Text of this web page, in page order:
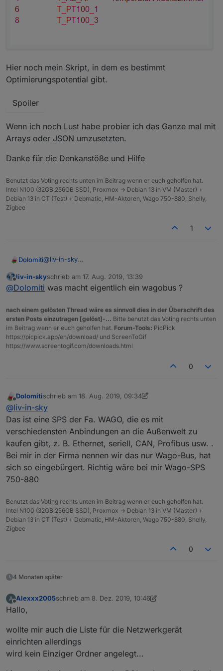
Hier noch mein Skript, in dem es bestimmt
Optimierungspotential gibt.
Spoiler
Wenn ich noch Lust habe probier ich das Ganze mal mit
Arrays oder JSON umzusetzten.
Danke für die Denkanstöße und Hilfe
Benutzt das Voting rechts unten im Beitrag wenn er euch geholfen hat.
Intel N100 (32GB,256GB SSD), Proxmox -> Debian 13 in VM (Master) +
Debian 13 in CT (Test) + Debmatic, HM-Aktoren, Wago 750-880, Shelly,
Zigbee
1
Dolomiti@liv-in-sky
gut für mich.
So sehen die DP´s aus.
Hier noch mein Skript, in dem es bestimmt
Optimierungspotential gibt.
Wenn ich noch Lust habe probier ich das Ganze mal
mit Arrays oder JSON umzusetzten.
Danke für die Denkanstöße und Hilfe
Offline
liv-in-skyschrieb am 17. Aug. 2019, 13:39
zuletzt editiert von
@Dolomiti was macht eigentlich ein wagobus ?
nach einem gelösten Thread wäre es sinnvoll dies in der Überschrift des
ersten Posts einzutragen [gelöst]-... Bitte benutzt das Voting rechts unten
im Beitrag wenn er euch geholfen hat. Forum-Tools: PicPick
https://picpick.app/en/download/ und ScreenToGif
https://www.screentogif.com/downloads.html
0
Offline
Dolomitischrieb am 18. Aug. 2019, 09:34
zuletzt editiert von Dolomiti
@liv-in-sky
Das ist eine SPS der Fa. WAGO, die es mit
verschiedensten Anbindungen an die Außenwelt zu
kaufen gibt, z. B. Ethernet, seriell, CAN, Profibus usw. .
Bei mir in der Firma nennen wir das nur Wago-Bus, hat
sich so eingebürgert. Richtig wäre bei mir Wago-SPS
750-880
Benutzt das Voting rechts unten im Beitrag wenn er euch geholfen hat.
Intel N100 (32GB,256GB SSD), Proxmox -> Debian 13 in VM (Master) +
Debian 13 in CT (Test) + Debmatic, HM-Aktoren, Wago 750-880, Shelly,
Zigbee
0
4 Monaten später
A
Offline
Alexxx2005schrieb am 8. Dez. 2019, 10:46
zuletzt editiert von Alexxx200512. Aug. 2019, 13:06
Hallo,
wollte mir auch die Liste für die Netzwerkgerät
einrichten allerdings
wird kein Einziger Ordner angelegt...